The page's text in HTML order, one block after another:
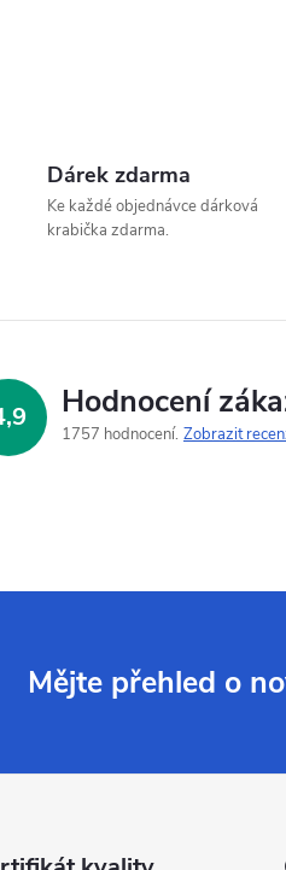
Dárek zdarma
Ke každé objednávce dárková
krabička zdarma.
Hodnocení
1757 hodnocení Zobrazit
Mějte přehled o